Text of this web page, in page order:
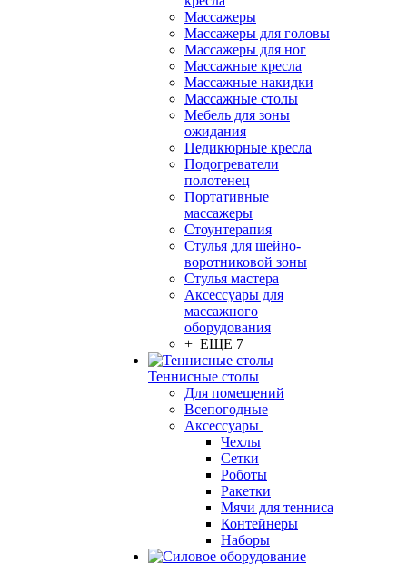
Массажеры
Массажеры для головы
Массажеры для ног
Массажные кресла
Массажные накидки
Массажные столы
Мебель для зоны
ожидания
Педикюрные кресла
Подогреватели
полотенец
Портативные
массажеры
Стоунтерапия
Стулья для шейно-
воротниковой зоны
Стулья мастера
Аксессуары для
массажного
оборудования
+ ЕЩЕ 7
Теннисные столы
Для помещений
Всепогодные
Аксессуары
Чехлы
Сетки
Роботы
Ракетки
Мячи для тенниса
Контейнеры
Наборы